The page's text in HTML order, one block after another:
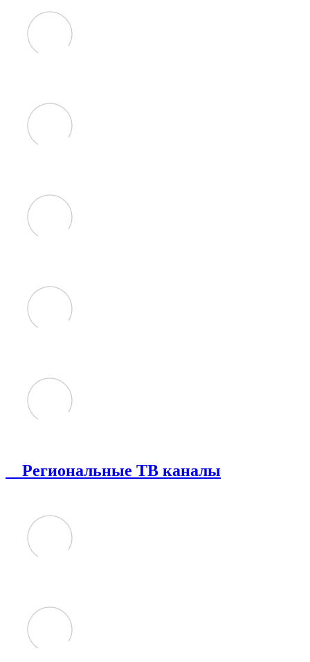
Региональные ТВ каналы